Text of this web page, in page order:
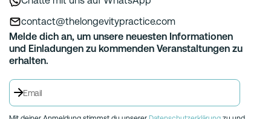
contact@thelongevitypractice.com
Melde dich an, um unsere neuesten Informationen
und Einladungen zu kommenden Veranstaltungen zu
erhalten.